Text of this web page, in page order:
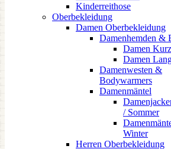
Kinderreithose
Oberbekleidung
Damen Oberbekleidung
Damenhemden &
Damen
Damen
Damenwesten &
Bodywarmers
Damenmäntel
/ Sommer
Winter
Herren Oberbekleidung